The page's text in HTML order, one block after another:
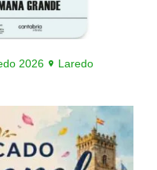
2026
Laredo